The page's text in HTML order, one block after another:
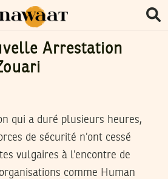
Arrestation
qui a duré plusieurs heures,
de sécurité n’ont cessé
vulgaires à l’encontre de
comme Human